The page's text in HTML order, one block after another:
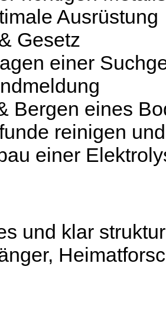
Ausrüstung
Gesetz
einer
Bergen eines
reinigen
einer
und klar